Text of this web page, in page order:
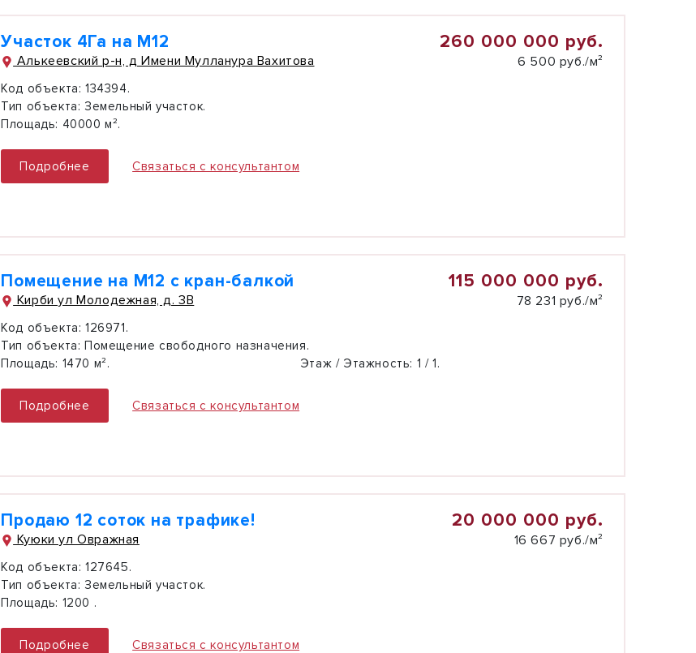
Участок 4Га на М12
Алькеевский р-н, д Имени Мулланура Вахитова
260 000 000 руб.
6 500 руб./м²
Код объекта: 134394.
Тип объекта: Земельный участок.
Площадь: 40000 м².
Подробнее Связаться с консультантом
Помещение на М12 с кран-балкой
Кирби ул Молодежная, д. 3В
115 000 000 руб.
78 231 руб./м²
Код объекта: 126971.
Тип объекта: Помещение свободного назначения.
Площадь: 1470 м². Этаж / Этажность: 1 / 1.
Подробнее Связаться с консультантом
Продаю 12 соток на трафике!
Куюки ул Овражная
20 000 000 руб.
16 667 руб./м²
Код объекта: 127645.
Тип объекта: Земельный участок.
Площадь: 1200 .
Подробнее Связаться с консультантом